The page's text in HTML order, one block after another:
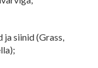
ja siinid (Grass,